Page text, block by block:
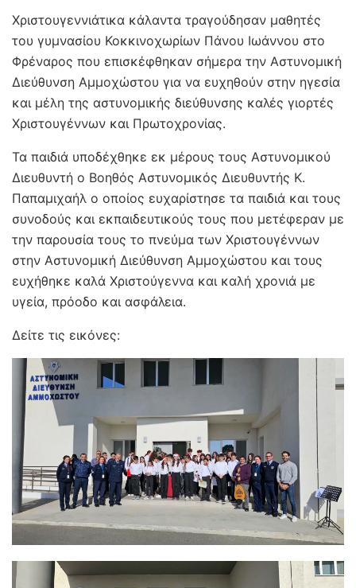
Χριστουγεννιάτικα κάλαντα τραγούδησαν μαθητές
του γυμνασίου Κοκκινοχωρίων Πάνου Ιωάννου στο
Φρέναρος που επισκέφθηκαν σήμερα την Αστυνομική
Διεύθυνση Αμμοχώστου για να ευχηθούν στην ηγεσία
και μέλη της αστυνομικής διεύθυνσης καλές γιορτές
Χριστουγέννων και Πρωτοχρονίας.
Τα παιδιά υποδέχθηκε εκ μέρους τους Αστυνομικού
Διευθυντή ο Βοηθός Αστυνομικός Διευθυντής Κ.
Παπαμιχαήλ ο οποίος ευχαρίστησε τα παιδιά και τους
συνοδούς και εκπαιδευτικούς τους που μετέφεραν με
την παρουσία τους το πνεύμα των Χριστουγέννων
στην Αστυνομική Διεύθυνση Αμμοχώστου και τους
ευχήθηκε καλά Χριστούγεννα και καλή χρονιά με
υγεία, πρόοδο και ασφάλεια.
Δείτε τις εικόνες: